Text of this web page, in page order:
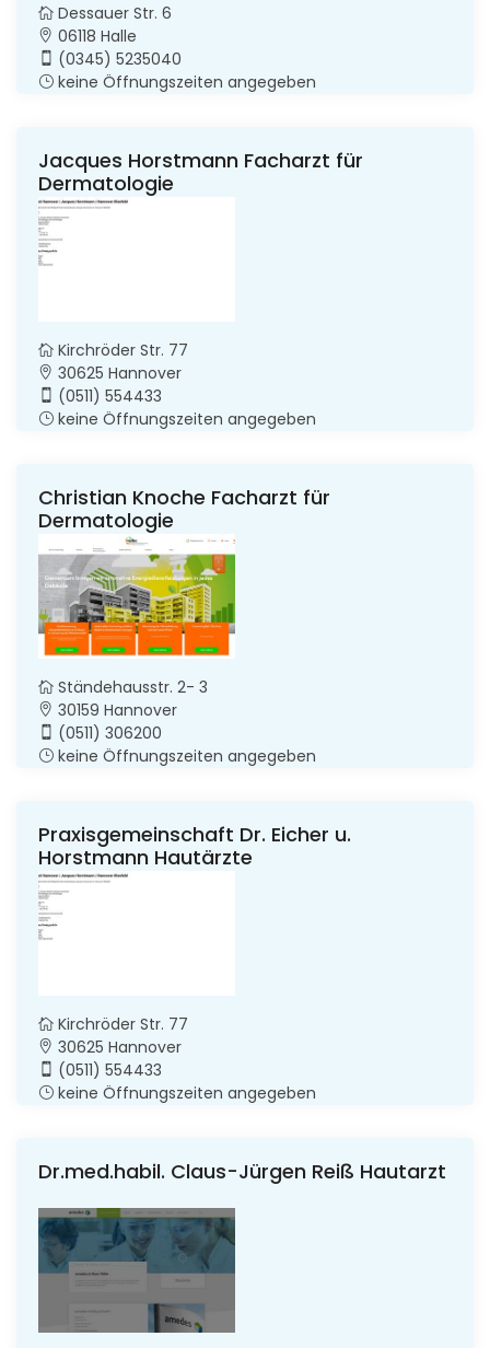
Dessauer Str. 6
06118 Halle
(0345) 5235040
keine Öffnungszeiten angegeben
Jacques Horstmann Facharzt für
Dermatologie
Kirchröder Str. 77
30625 Hannover
(0511) 554433
keine Öffnungszeiten angegeben
Christian Knoche Facharzt für
Dermatologie
Ständehausstr. 2- 3
30159 Hannover
(0511) 306200
keine Öffnungszeiten angegeben
Praxisgemeinschaft Dr. Eicher u.
Horstmann Hautärzte
Kirchröder Str. 77
30625 Hannover
(0511) 554433
keine Öffnungszeiten angegeben
Dr.med.habil. Claus-Jürgen Reiß Hautarzt